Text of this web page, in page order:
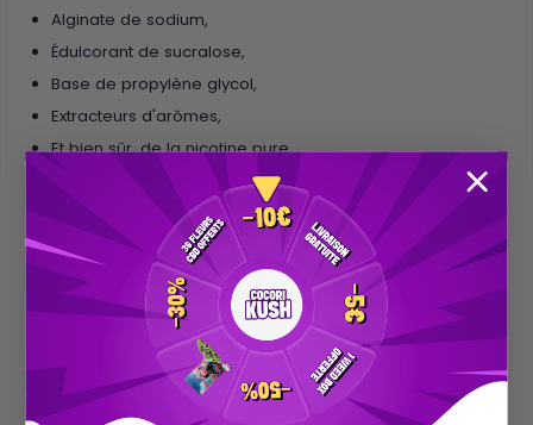
Alginate de sodium,
Édulcorant de sucralose,
Base de propylène glycol,
Extracteurs d'arômes,
Et bien sûr, de la nicotine pure.
Comment utiliser le snus ?
Il suffitd'insérer un sachet sous la lèvre supérieure,
laissant ainsi la nicotine s'infuser progressivement. Grâce
au contact direct avec les muqueuses de la bouche, la
nicotine produira uneffet plus intense que via une
cigarette.